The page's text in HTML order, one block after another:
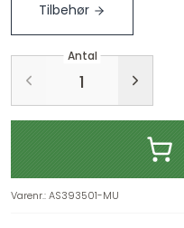
Tilbehør
Antal
Varenr.:AS393501-MU